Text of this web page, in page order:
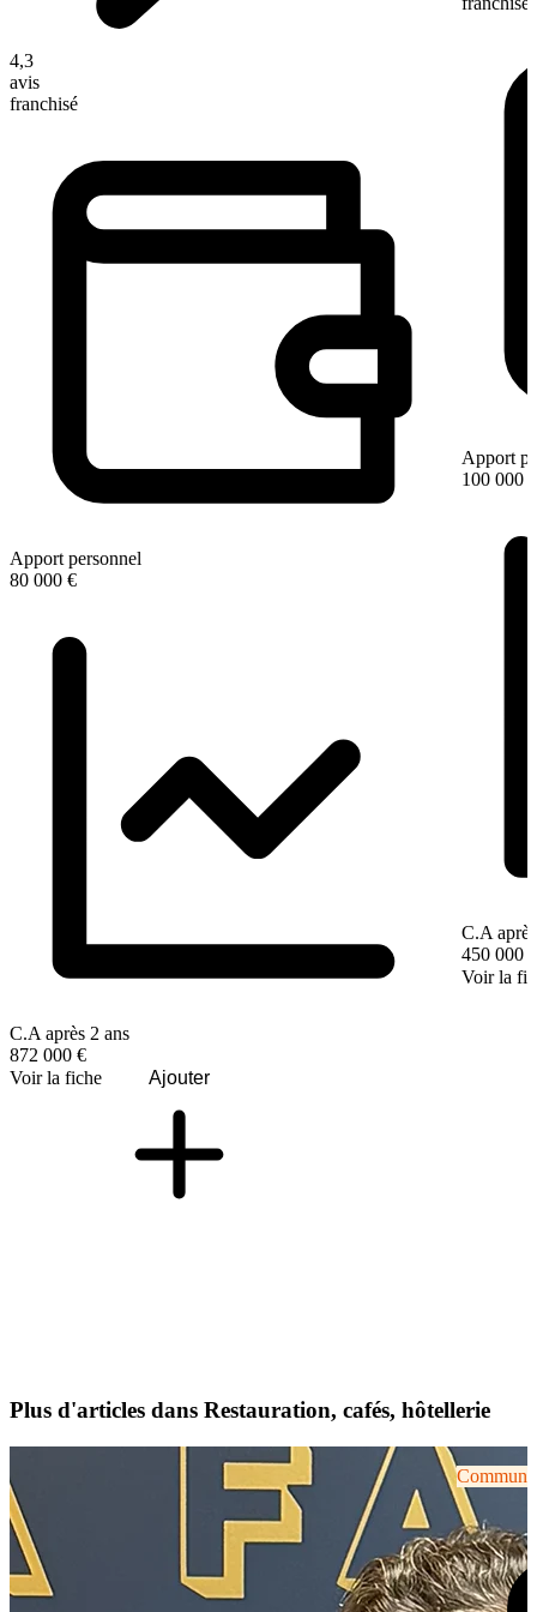
4,3
avis
franchisé
Apport personnel
80 000 €
C.A après 2 ans
872 000 €
Voir la fiche
Ajouter
Apport
100 000 €
C.A
450 000 €
Voir la
Plus d'articles dans Restauration, cafés, hôtellerie